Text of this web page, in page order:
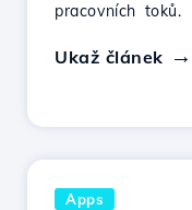
pracovních toků.
Ukaž článek
Apps